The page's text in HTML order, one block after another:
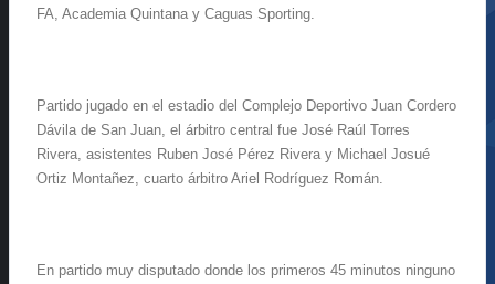
FA, Academia Quintana y Caguas Sporting.
Partido jugado en el estadio del Complejo Deportivo Juan Cordero
Dávila de San Juan, el árbitro central fue José Raúl Torres
Rivera, asistentes Ruben José Pérez Rivera y Michael Josué
Ortiz Montañez, cuarto árbitro Ariel Rodríguez Román.
En partido muy disputado donde los primeros 45 minutos ninguno